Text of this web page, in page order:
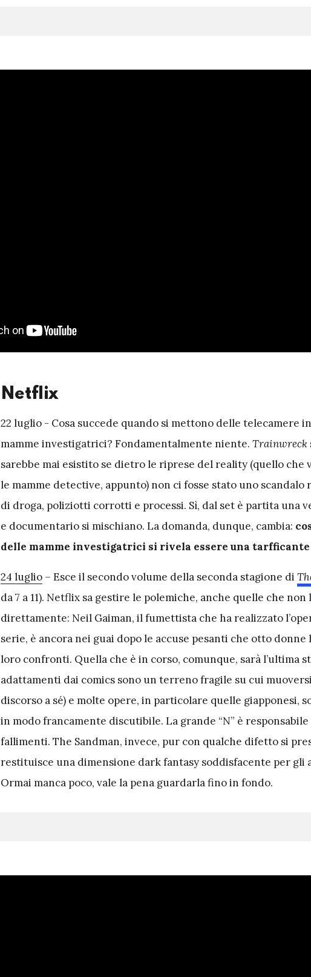
Netflix
22 luglio - Cosa succede quando si mettono delle telecamere
mamme investigatrici? Fondamentalmente niente. Trainwreck
sarebbe mai esistito se dietro le riprese del reality (quello che
le mamme detective, appunto) non ci fosse stato uno
di droga, poliziotti corrotti e processi. Sì, dal set è partita una
e documentario si mischiano. La domanda, dunque, cambia:
delle mamme investigatrici si rivela essere una
24 luglio – Esce il secondo volume della seconda stagione di
da 7 a 11). Netflix sa gestire le polemiche, anche quelle che
direttamente: Neil Gaiman, il fumettista che ha realizzato
serie, è ancora nei guai dopo le accuse pesanti che otto donne
loro confronti. Quella che è in corso, comunque, sarà l’ultima
adattamenti dai comics sono un terreno fragile su cui
discorso a sé) e molte opere, in particolare quelle giapponesi,
in modo francamente discutibile. La grande “N” è
fallimenti. The Sandman, invece, pur con qualche difetto si
restituisce una dimensione dark fantasy soddisfacente per gli
Ormai manca poco, vale la pena guardarla fino in fondo.